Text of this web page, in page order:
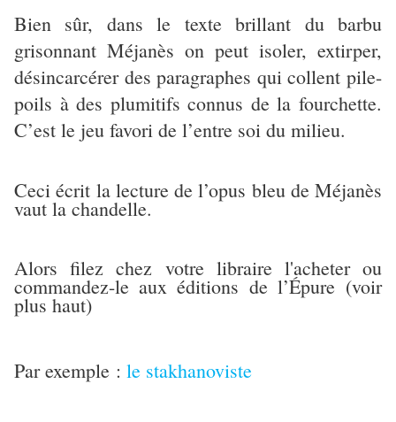
Bien sûr, dans le texte brillant du barbu
grisonnant Méjanès on peut isoler, extirper,
désincarcérer des paragraphes qui collent pile-
poils à des plumitifs connus de la fourchette.
C’est le jeu favori de l’entre soi du milieu.
Ceci écrit la lecture de l’opus bleu de Méjanès
vaut la chandelle.
Alors filez chez votre libraire l'acheter ou
commandez-le aux éditions de l’Épure (voir
plus haut)
Par exemple : le stakhanoviste